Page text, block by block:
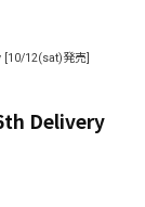
[10/12(sat)発売]
Delivery